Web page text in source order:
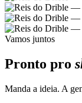
Vamos juntos
Pronto pro
Manda a ideia. A